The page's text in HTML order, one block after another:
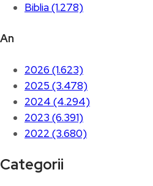
Biblia (1.278)
An
2026 (1.623)
2025 (3.478)
2024 (4.294)
2023 (6.391)
2022 (3.680)
Categorii